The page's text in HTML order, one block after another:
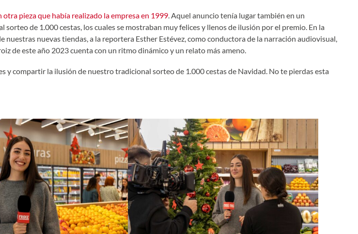
pieza que había realizado la empresa en 1999. Aquel anuncio tenía lugar también en un
de 1.000 cestas, los cuales se mostraban muy felices y llenos de ilusión por el premio. En la
nuevas tiendas, a la reportera Esther Estévez, como conductora de la narración audiovisual,
de este año 2023 cuenta con un ritmo dinámico y un relato más ameno.
y compartir la ilusión de nuestro tradicional sorteo de 1.000 cestas de Navidad. No te pierdas esta